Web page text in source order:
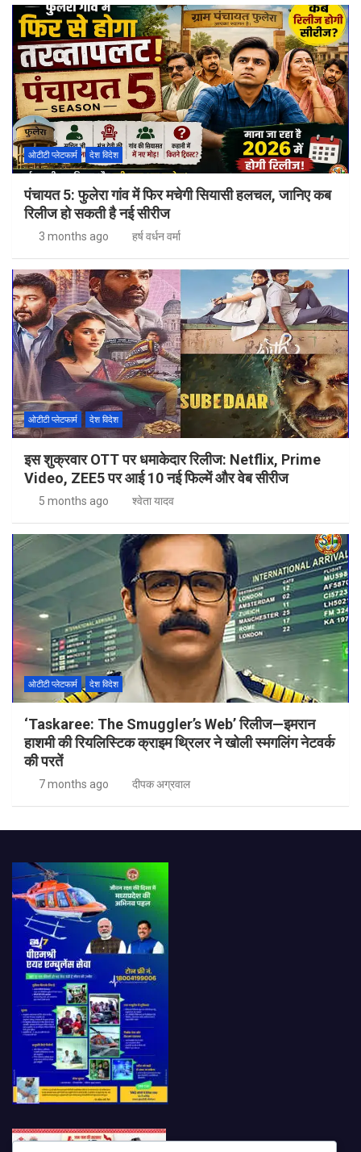
ओटीटी प्लेटफार्म देश विदेश
पंचायत 5: फुलेरा गांव में फिर मचेगी सियासी हलचल, जानिए कब
रिलीज हो सकती है नई सीरीज
3 months ago हर्ष वर्धन वर्मा
ओटीटी प्लेटफार्म देश विदेश
इस शुक्रवार OTT पर धमाकेदार रिलीज: Netflix, Prime
Video, ZEE5 पर आई 10 नई फिल्में और वेब सीरीज
5 months ago श्वेता यादव
ओटीटी प्लेटफार्म देश विदेश
‘Taskaree: The Smuggler’s Web’ रिलीज—इमरान
हाशमी की रियलिस्टिक क्राइम थ्रिलर ने खोली स्मगलिंग नेटवर्क
की परतें
7 months ago दीपक अग्रवाल